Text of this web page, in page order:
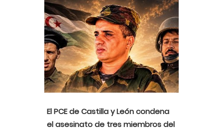
El PCE de Castilla y León condena
el asesinato de tres miembros del